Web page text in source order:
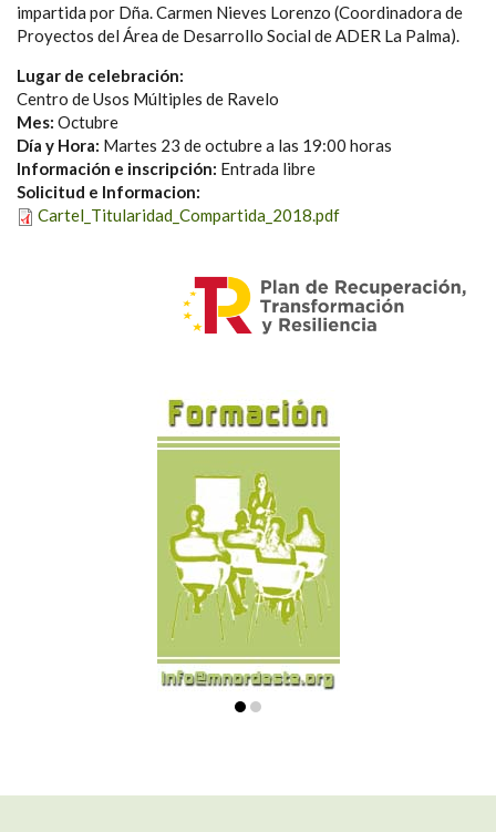
impartida por Dña. Carmen Nieves Lorenzo (Coordinadora de
Proyectos del Área de Desarrollo Social de ADER La Palma).
Lugar de celebración:
Centro de Usos Múltiples de Ravelo
Mes: Octubre
Día y Hora: Martes 23 de octubre a las 19:00 horas
Información e inscripción: Entrada libre
Solicitud e Informacion:
Cartel_Titularidad_Compartida_2018.pdf